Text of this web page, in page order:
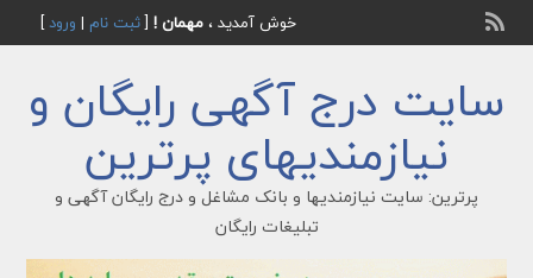
خوش آمدید ، مهمان ![ثبت نام | ورود]
سایت درج آگهی رایگان و
نیازمندیهای پرترین
پرترین: سایت نیازمندیها و بانک مشاغل و درج رایگان آگهی و
تبلیغات رایگان